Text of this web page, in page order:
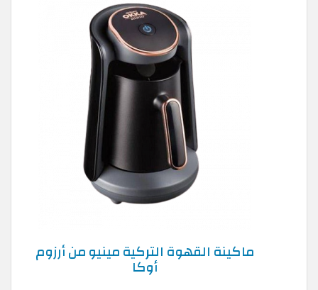
ماكينة القهوة التركية مينيو من أرزوم
أوكا